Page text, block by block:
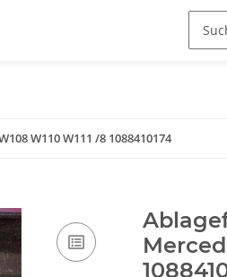
W110 W111 /8 1088410174